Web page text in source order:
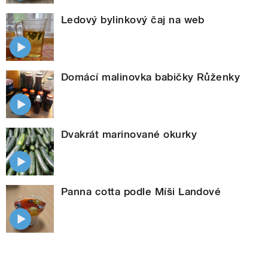
Ledový bylinkový čaj na web
Domácí malinovka babičky Růženky
Dvakrát marinované okurky
Panna cotta podle Míši Landové